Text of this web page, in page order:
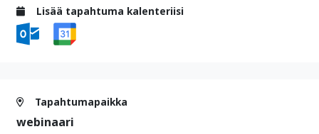
Lisää tapahtuma kalenteriisi
Tapahtumapaikka
webinaari